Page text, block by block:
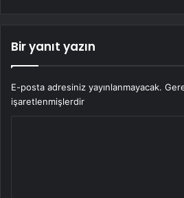
Bir yanıt yazın
E-posta adresiniz yayınlanmayacak.
işaretlenmişlerdir